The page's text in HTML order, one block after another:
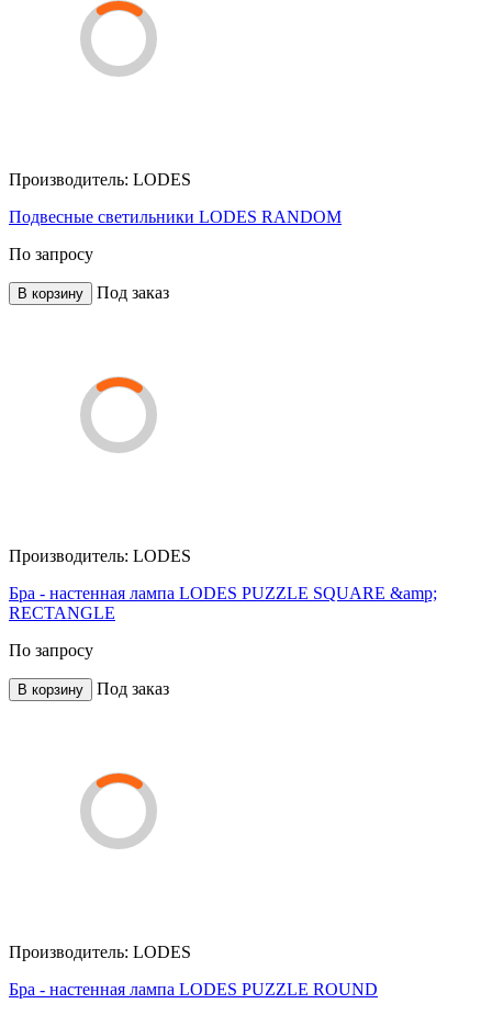
Производитель: LODES
Подвесные светильники LODES RANDOM
По запросу
В корзину Под заказ
Производитель: LODES
Бра - настенная лампа LODES PUZZLE SQUARE &amp;
RECTANGLE
По запросу
В корзину Под заказ
Производитель: LODES
Бра - настенная лампа LODES PUZZLE ROUND